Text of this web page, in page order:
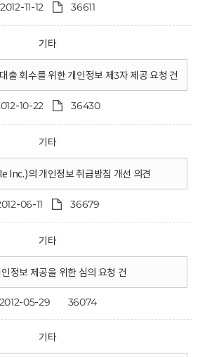
2012-11-12 36611
기타
출 회수를 위한 개인정보 제3자 제공 요청 건
10-22 36430
기타
Inc.)의 개인정보 취급방침 개선 의견
06-11 36679
기타
정보 제공을 위한 심의 요청 건
2012-05-29 36074
기타